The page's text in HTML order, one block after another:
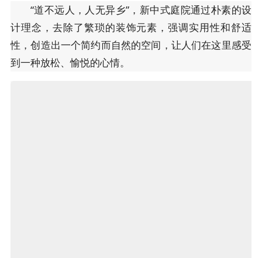
“道不远人，人无异乡”，新中式庭院通过朴素的设
计理念，去除了繁琐的装饰元素，强调实用性和舒适
性，创造出一个简约而自然的空间，让人们在这里感受
到一种放松、愉悦的心情。